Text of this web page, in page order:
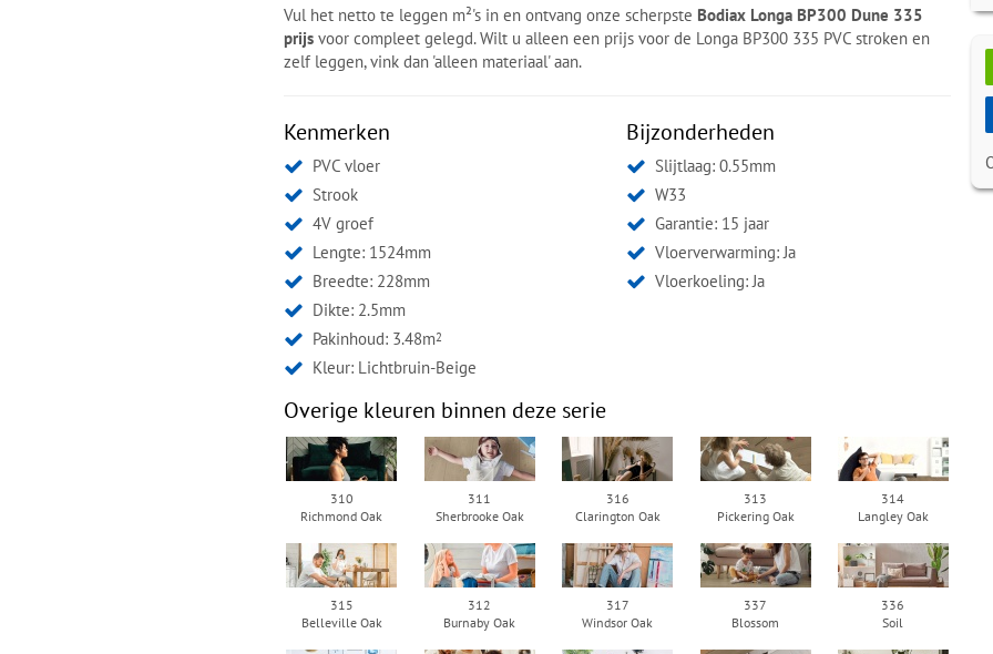
Vul het netto te leggen m²'s in en ontvang onze scherpste Bodiax Longa BP300 Dune 335
prijs voor compleet gelegd. Wilt u alleen een prijs voor de Longa BP300 335 PVC stroken en
zelf leggen, vink dan 'alleen materiaal' aan.
Kenmerken
PVC vloer
Strook
4V groef
Lengte: 1524mm
Breedte: 228mm
Dikte: 2.5mm
Pakinhoud: 3.48m2
Kleur: Lichtbruin-Beige
Bijzonderheden
Slijtlaag: 0.55mm
W33
Garantie: 15 jaar
Vloerverwarming: Ja
Vloerkoeling: Ja
Overige kleuren binnen deze serie
310
Richmond Oak
311
Sherbrooke Oak
316
Clarington Oak
313
Pickering Oak
314
Langley Oak
315
Belleville Oak
312
Burnaby Oak
317
Windsor Oak
337
Blossom
336
Soil